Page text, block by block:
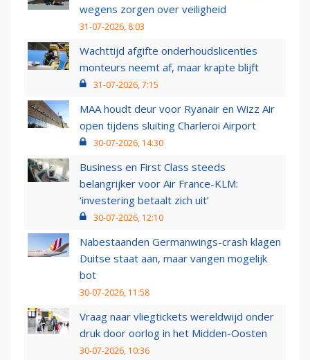
wegens zorgen over veiligheid
31-07-2026, 8:03
Wachttijd afgifte onderhoudslicenties
monteurs neemt af, maar krapte blijft
31-07-2026, 7:15
MAA houdt deur voor Ryanair en Wizz Air
open tijdens sluiting Charleroi Airport
30-07-2026, 14:30
Business en First Class steeds
belangrijker voor Air France-KLM:
‘investering betaalt zich uit’
30-07-2026, 12:10
Nabestaanden Germanwings-crash klagen
Duitse staat aan, maar vangen mogelijk
bot
30-07-2026, 11:58
Vraag naar vliegtickets wereldwijd onder
druk door oorlog in het Midden-Oosten
30-07-2026, 10:36